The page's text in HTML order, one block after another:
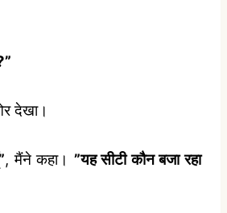
देखा।
, मैंने कहा। ”यह सीटी कौन बजा रहा